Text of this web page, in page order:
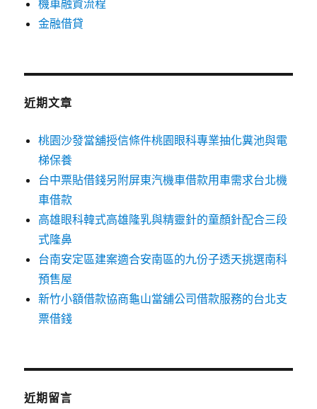
機車融資流程
金融借貸
近期文章
桃園沙發當舖授信條件桃園眼科專業抽化糞池與電
梯保養
台中票貼借錢另附屏東汽機車借款用車需求台北機
車借款
高雄眼科韓式高雄隆乳與精靈針的童顏針配合三段
式隆鼻
台南安定區建案適合安南區的九份子透天挑選南科
預售屋
新竹小額借款協商龜山當舖公司借款服務的台北支
票借錢
近期留言